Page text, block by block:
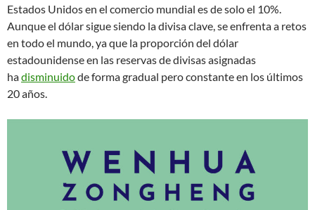
Estados Unidos en el comercio mundial es de solo el 10%.
Aunque el dólar sigue siendo la divisa clave, se enfrenta a retos
en todo el mundo, ya que la proporción del dólar
estadounidense en las reservas de divisas asignadas
hadisminuidode forma gradual pero constante en los últimos
20 años.